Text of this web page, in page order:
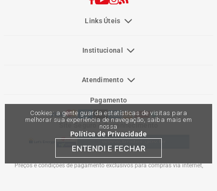
Cookies: a gente guarda estatísticas de visitas para
melhorar sua experiência de navegação, saiba mais em
nossa
Política de Privacidade
ENTENDI E FECHAR
Links Úteis
Institucional
Atendimento
Pagamento
Site Seguro e Reconhecimento
Preços e condições de pagamento exclusivos para compras via internet,